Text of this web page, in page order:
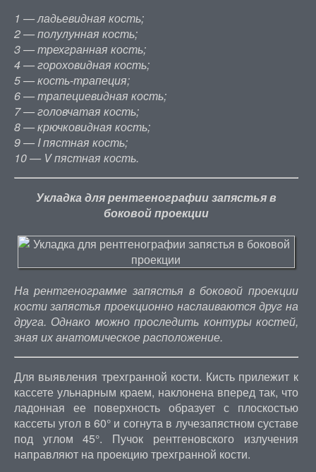
1 — ладьевидная кость;
2 — полулунная кость;
3 — трехгранная кость;
4 — гороховидная кость;
5 — кость-трапеция;
6 — трапециевидная кость;
7 — головчатая кость;
8 — крючковидная кость;
9 — I пястная кость;
10 — V пястная кость.
Укладка для рентгенографии запястья в
боковой проекции
На рентгенограмме запястья в боковой проекции
кости запястья проекционно наслаиваются друг на
друга. Однако можно проследить контуры костей,
зная их анатомическое расположение.
Для выявления трехгранной кости. Кисть прилежит к
кассете ульнарным краем, наклонена вперед так, что
ладонная ее поверхность образует с плоскостью
кассеты угол в 60° и согнута в лучезапястном суставе
под углом 45°. Пучок рентгеновского излучения
направляют на проекцию трехгранной кости.